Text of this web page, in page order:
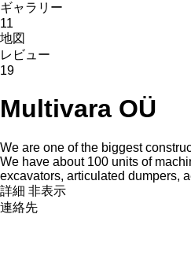
ギャラリー
11
地図
レビュー
19
Multivara OÜ
We are one of the biggest
We have about 100 units of
excavators, articulated dumpers,
詳細 非表示
連絡先